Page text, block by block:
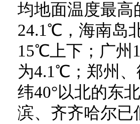
均地面温度最高
24.1℃，海南岛
15℃上下；广州
为4.1℃；郑州
纬40°以北的东
滨、齐齐哈尔已